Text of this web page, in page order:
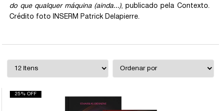
do que qualquer máquina (ainda...), publicado pela Contexto.
Crédito foto INSERM Patrick Delapierre.
25% OFF